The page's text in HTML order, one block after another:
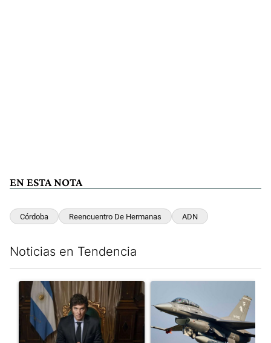
EN ESTA NOTA
Córdoba Reencuentro De Hermanas ADN
Noticias en Tendencia
Un artículo de tendencia con el título "Milei, listo para 'atajar'